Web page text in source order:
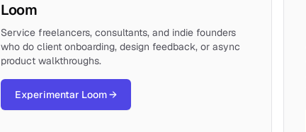
Loom
Service freelancers, consultants, and indie founders
who do client onboarding, design feedback, or async
product walkthroughs.
Experimentar Loom→